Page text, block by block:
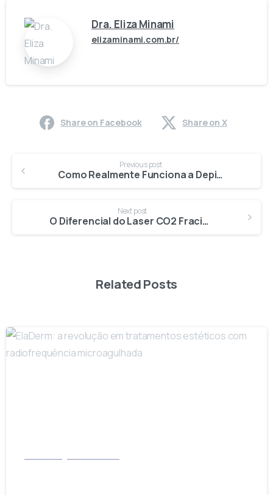
Dra. Eliza Minami
elizaminami.com.br/
Share on Facebook Share on X
Previous post
Como Realmente Funciona a Depilação a Laser?
Next post
O Diferencial do Laser CO2 Fracionado
Related Posts